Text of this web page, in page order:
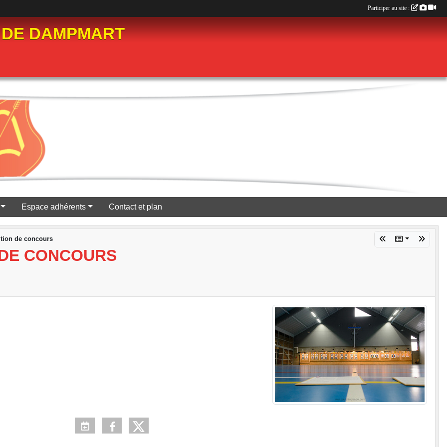
DAMPMART
Espace adhérents Contact et plan
de concours
CONCOURS
Participer au site :